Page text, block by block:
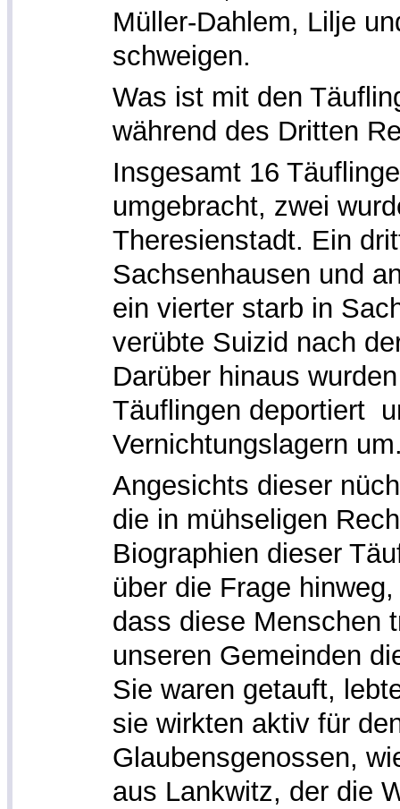
Müller-Dahlem, Lilje
schweigen.
Was ist mit den
während des Dritten
Insgesamt 16
umgebracht, zwei
Theresienstadt. Ein
Sachsenhausen und
ein vierter starb in
verübte Suizid nach
Darüber hinaus
Täuflingen deportiert
Vernichtungslagern
Angesichts dieser
die in mühseligen
Biographien dieser
über die Frage
dass diese Menschen
unseren Gemeinden
Sie waren getauft,
sie wirkten aktiv für
Glaubensgenossen,
aus Lankwitz, der die